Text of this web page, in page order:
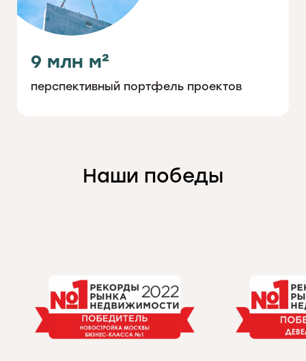
9 млн м²
перспективный портфель проектов
Наши победы